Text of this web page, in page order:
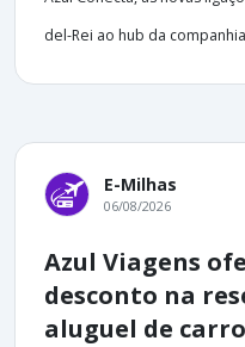
del-Rei ao hub da
E-Milhas
06/08/2026
Azul Viagens
desconto na
aluguel de